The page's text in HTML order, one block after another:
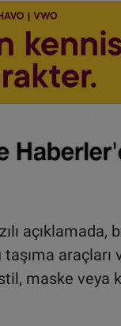
açıklamada,
araçları
maske veya